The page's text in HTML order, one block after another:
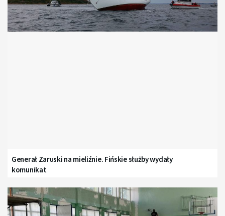
Generał Zaruski na mieliźnie. Fińskie służby wydały
komunikat